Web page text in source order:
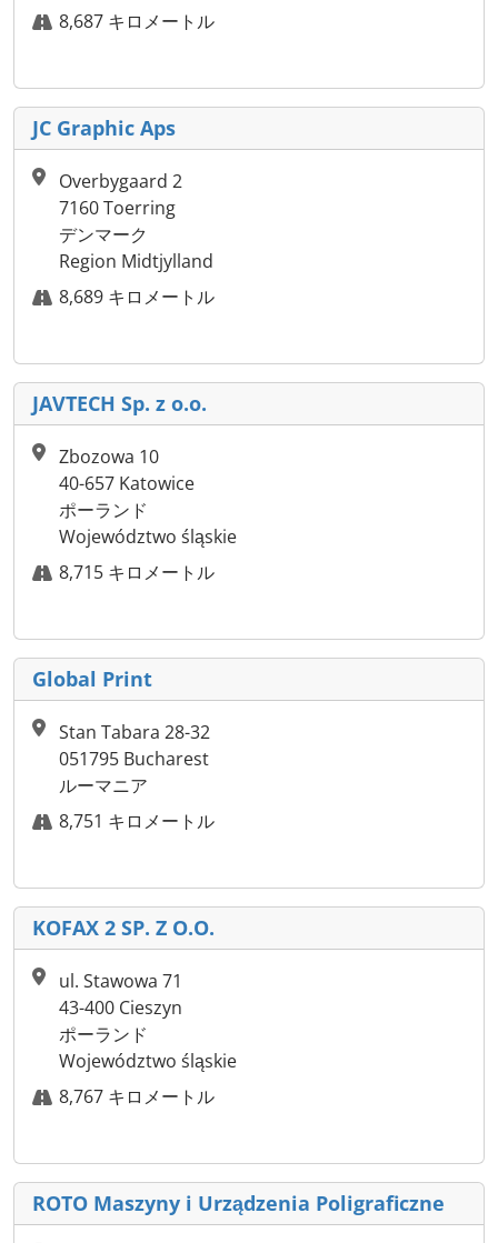
8,687 キロメートル
JC Graphic Aps
Overbygaard 2
7160 Toerring
デンマーク
Region Midtjylland
8,689 キロメートル
JAVTECH Sp. z o.o.
Zbozowa 10
40-657 Katowice
ポーランド
Województwo śląskie
8,715 キロメートル
Global Print
Stan Tabara 28-32
051795 Bucharest
ルーマニア
8,751 キロメートル
KOFAX 2 SP. Z O.O.
ul. Stawowa 71
43-400 Cieszyn
ポーランド
Województwo śląskie
8,767 キロメートル
ROTO Maszyny i Urządzenia Poligraficzne